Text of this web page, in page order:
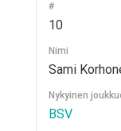
#
10
Nimi
Sami
Nykyinen
BSV